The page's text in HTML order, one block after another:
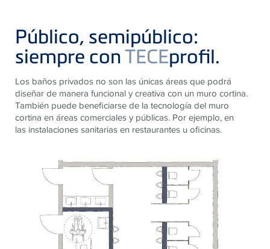
Público, semipúblico:
siempre conTECEprofil.
Los baños privados no son las únicas áreas que podrá
diseñar de manera funcional y creativa con un muro cortina.
También puede beneficiarse de la tecnología del muro
cortina en áreas comerciales y públicas. Por ejemplo, en
las instalaciones sanitarias en restaurantes u oficinas.